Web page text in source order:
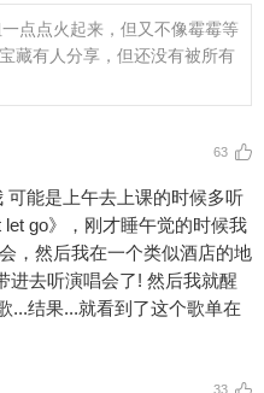
点点火起来，但又不像霉霉等
藏有人分享，但还没有被所有
63
能是上午去上课的时候多听
go》，刚才睡午觉的时候我
，然后我在一个类似酒店的地
进去听演唱会了! 然后我就醒
...结果...就看到了这个歌单在
33